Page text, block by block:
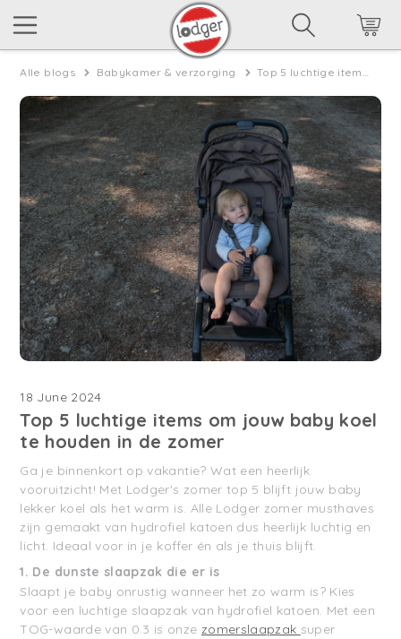
Alle blogs Babykamer & verzorging Top 5 luchtige items om jouw baby koel te houden in de zomer
18 June 2024
Top 5 luchtige items om jouw baby koel
te houden in de zomer
Ga je binnenkort op vakantie? Wat een heerlijk
vooruitzicht! Met Lodger's zomer top 5 blijft jouw baby
lekker koel als het warm is. Alle Lodger zomer musthaves
zijn gemaakt van hydrofiel katoen dus heerlijk luchtig en
licht. Ideaal voor in je koffer én als je thuis blijft.
1. De dunste slaapzak die er is
Slaapt je baby onrustig wanneer het zo warm is? Kies
voor een luchtige slaapzak van hydrofiel katoen. Met een
TOG-waarde van 0.3 is onze zomerslaapzak super